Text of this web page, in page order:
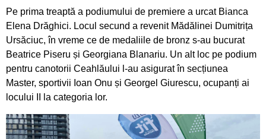
Ceahlăului
Canotorii CS Ceahlăul și LPS Piatra Neamț, pe
podium la Campionatele Naționale ale Juniorilor
Canotajul pietrean, o "uzină de medalii"
Obiectiv realizat pentru canotajul pietrean, la
Varese
Pe prima treaptă a podiumului de premiere a urcat Bianca
Elena Drăghici. Locul secund a revenit Mădălinei Dumitrița
Ursăciuc, în vreme ce de medaliile de bronz s-au bucurat
Beatrice Piseru și Georgiana Blanariu. Un alt loc pe podium
pentru canotorii Ceahlăului l-au asigurat în secțiunea
Master, sportivii Ioan Onu și Georgel Giurescu, ocupanți ai
locului II la categoria lor.